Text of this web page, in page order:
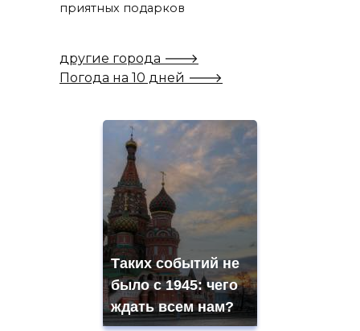
приятных подарков
другие города 🡒
Погода на 10 дней 🡒
Таких событий не
было с 1945: чего
ждать всем нам?